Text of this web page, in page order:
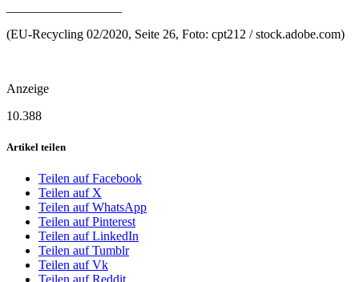
(EU-Recycling 02/2020, Seite 26, Foto: cpt212 / stock.adobe.com)
Anzeige
10.388
Artikel teilen
Teilen auf Facebook
Teilen auf X
Teilen auf WhatsApp
Teilen auf Pinterest
Teilen auf LinkedIn
Teilen auf Tumblr
Teilen auf Vk